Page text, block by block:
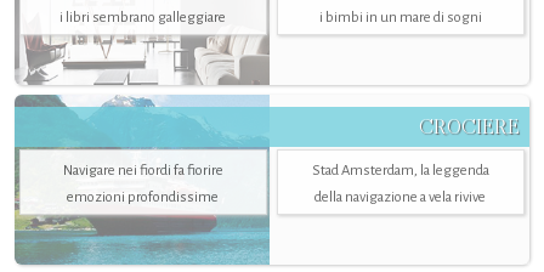
i libri sembrano galleggiare
i bimbi in un mare di sogni
CROCIERE
Navigare nei fiordi fa fiorire
emozioni profondissime
Stad Amsterdam, la leggenda
della navigazione a vela rivive